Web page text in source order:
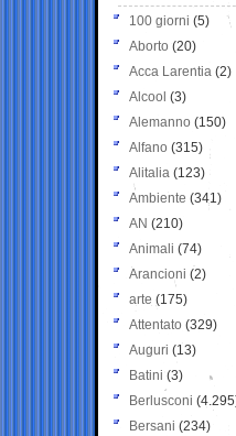
100 giorni (5)
Aborto (20)
Acca Larentia (2)
Alcool (3)
Alemanno (150)
Alfano (315)
Alitalia (123)
Ambiente (341)
AN (210)
Animali (74)
Arancioni (2)
arte (175)
Attentato (329)
Auguri (13)
Batini (3)
Berlusconi
Bersani (234)